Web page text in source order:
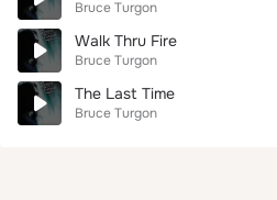
Bruce Turgon
Walk Thru Fire
Bruce Turgon
The Last Time
Bruce Turgon